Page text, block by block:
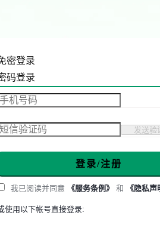
密登录
码登录
发送验
登录/注册
我已阅读并同意 《服务条例》 和 《隐私声
使用以下帐号直接登录: